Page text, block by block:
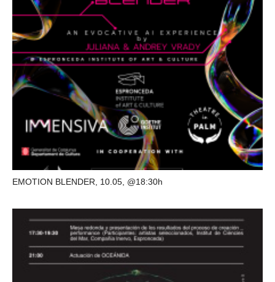
EMOTION BLENDER, 10.05, @18:30h